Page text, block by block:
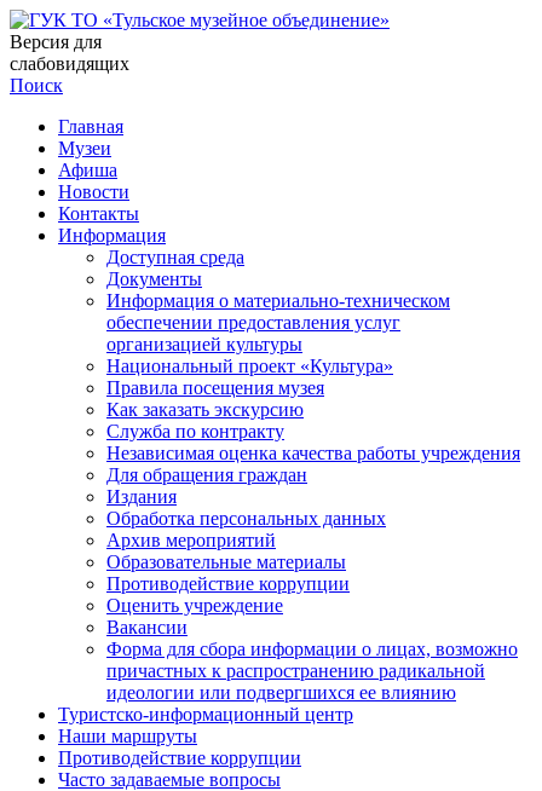
Версия для
слабовидящих
Поиск
Главная
Музеи
Афиша
Новости
Контакты
Информация
Доступная среда
Документы
Информация о материально-техническом
обеспечении предоставления услуг
организацией культуры
Национальный проект «Культура»
Правила посещения музея
Как заказать экскурсию
Служба по контракту
Независимая оценка качества работы учреждения
Для обращения граждан
Издания
Обработка персональных данных
Архив мероприятий
Образовательные материалы
Противодействие коррупции
Оценить учреждение
Вакансии
Форма для сбора информации о лицах, возможно
причастных к распространению радикальной
идеологии или подвергшихся ее влиянию
Туристско-информационный центр
Наши маршруты
Противодействие коррупции
Часто задаваемые вопросы